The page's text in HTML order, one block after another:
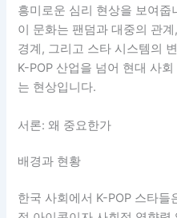
흥미로운 심리 현상을 보여
이 문화는 팬덤과 대중의 관
경계, 그리고 스타 시스템의
K-POP 산업을 넘어 현대 사
는 현상입니다.
서론: 왜 중요한가
배경과 현황
한국 사회에서 K-POP 스타